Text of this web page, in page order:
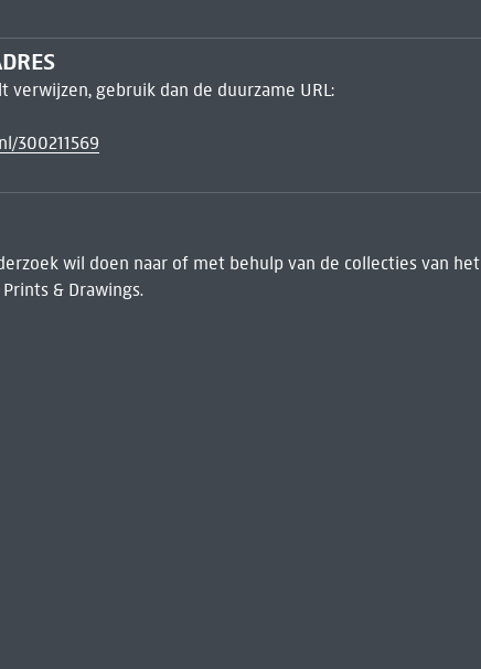
verwijzen, gebruik dan de duurzame URL:
300211569
wil doen naar of met behulp van de collecties van het
& Drawings.